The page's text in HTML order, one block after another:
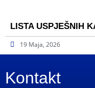
LISTA USPJEŠNIH
19 Maja, 2026
Kontakt